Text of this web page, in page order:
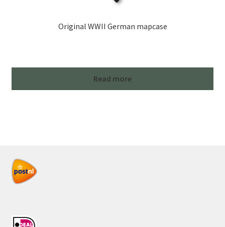
Original WWII German mapcase
Read more